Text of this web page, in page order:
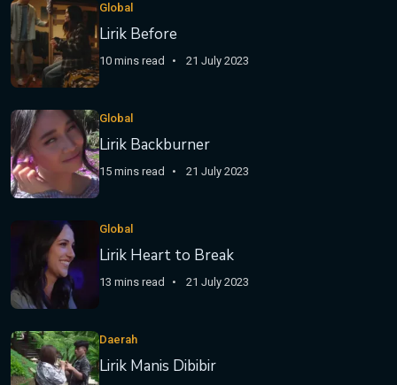
Global
Lirik Before
10 mins read 21 July 2023
Global
Lirik Backburner
15 mins read 21 July 2023
Global
Lirik Heart to Break
13 mins read 21 July 2023
Daerah
Lirik Manis Dibibir